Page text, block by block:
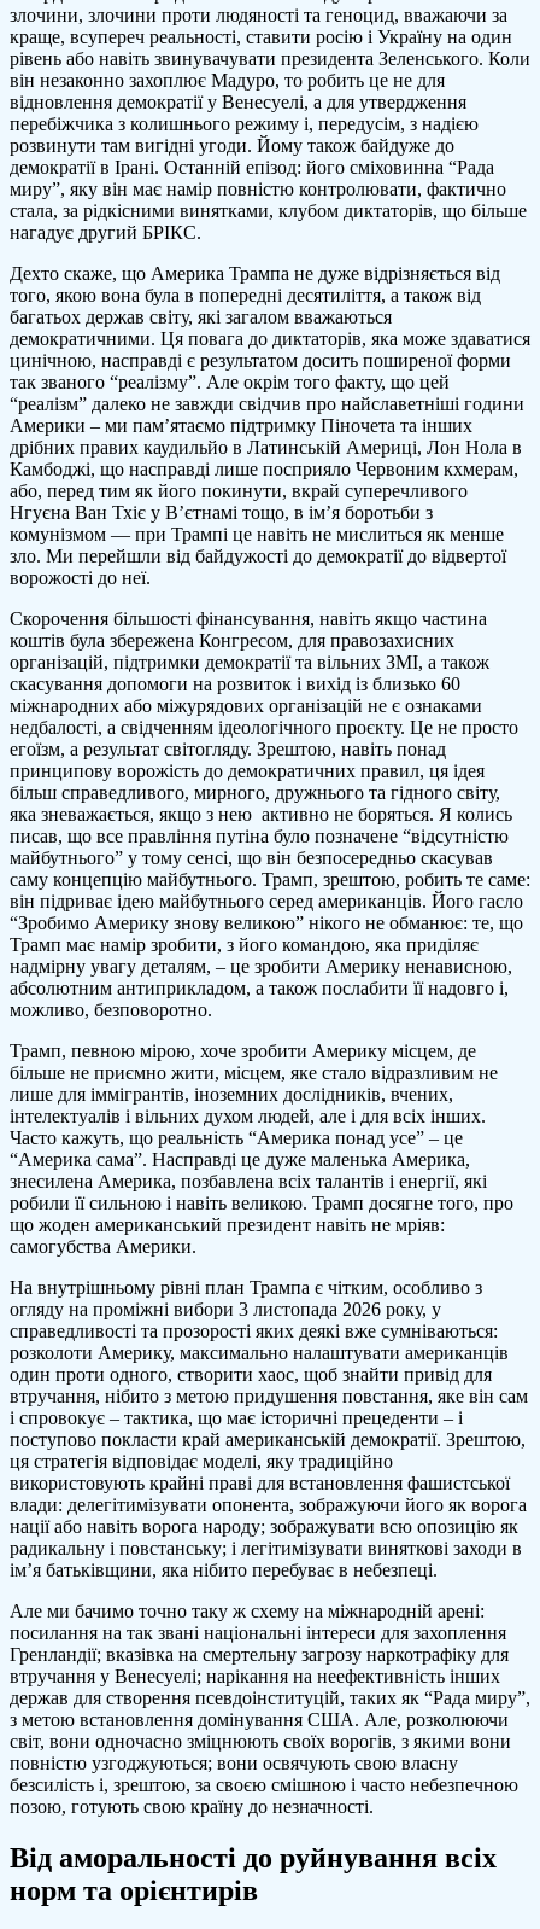
злочини, злочини проти людяності та геноцид, вважаючи за
краще, всупереч реальності, ставити росію і Україну на один
рівень або навіть звинувачувати президента Зеленського. Коли
він незаконно захоплює Мадуро, то робить це не для
відновлення демократії у Венесуелі, а для утвердження
перебіжчика з колишнього режиму і, передусім, з надією
розвинути там вигідні угоди. Йому також байдуже до
демократії в Ірані. Останній епізод: його сміховинна “Рада
миру”, яку він має намір повністю контролювати, фактично
стала, за рідкісними винятками, клубом диктаторів, що більше
нагадує другий БРІКС.
Дехто скаже, що Америка Трампа не дуже відрізняється від
того, якою вона була в попередні десятиліття, а також від
багатьох держав світу, які загалом вважаються
демократичними. Ця повага до диктаторів, яка може здаватися
цинічною, насправді є результатом досить поширеної форми
так званого “реалізму”. Але окрім того факту, що цей
“реалізм” далеко не завжди свідчив про найславетніші години
Америки – ми пам’ятаємо підтримку Піночета та інших
дрібних правих каудильйо в Латинській Америці, Лон Нола в
Камбоджі, що насправді лише посприяло Червоним кхмерам,
або, перед тим як його покинути, вкрай суперечливого
Нгуєна Ван Тхіє у В’єтнамі тощо, в ім’я боротьби з
комунізмом — при Трампі це навіть не мислиться як менше
зло. Ми перейшли від байдужості до демократії до відвертої
ворожості до неї.
Скорочення більшості фінансування, навіть якщо частина
коштів була збережена Конгресом, для правозахисних
організацій, підтримки демократії та вільних ЗМІ, а також
скасування допомоги на розвиток і вихід із близько 60
міжнародних або міжурядових організацій не є ознаками
недбалості, а свідченням ідеологічного проєкту. Це не просто
егоїзм, а результат світогляду. Зрештою, навіть понад
принципову ворожість до демократичних правил, ця ідея
більш справедливого, мирного, дружнього та гідного світу,
яка зневажається, якщо з нею активно не боряться. Я колись
писав, що все правління путіна було позначене “відсутністю
майбутнього” у тому сенсі, що він безпосередньо скасував
саму концепцію майбутнього. Трамп, зрештою, робить те саме:
він підриває ідею майбутнього серед американців. Його гасло
“Зробимо Америку знову великою” нікого не обманює: те, що
Трамп має намір зробити, з його командою, яка приділяє
надмірну увагу деталям, – це зробити Америку ненависною,
абсолютним антиприкладом, а також послабити її надовго і,
можливо, безповоротно.
Трамп, певною мірою, хоче зробити Америку місцем, де
більше не приємно жити, місцем, яке стало відразливим не
лише для іммігрантів, іноземних дослідників, вчених,
інтелектуалів і вільних духом людей, але і для всіх інших.
Часто кажуть, що реальність “Америка понад усе” – це
“Америка сама”. Насправді це дуже маленька Америка,
знесилена Америка, позбавлена всіх талантів і енергії, які
робили її сильною і навіть великою. Трамп досягне того, про
що жоден американський президент навіть не мріяв:
самогубства Америки.
На внутрішньому рівні план Трампа є чітким, особливо з
огляду на проміжні вибори 3 листопада 2026 року, у
справедливості та прозорості яких деякі вже сумніваються:
розколоти Америку, максимально налаштувати американців
один проти одного, створити хаос, щоб знайти привід для
втручання, нібито з метою придушення повстання, яке він сам
і спровокує – тактика, що має історичні прецеденти – і
поступово покласти край американській демократії. Зрештою,
ця стратегія відповідає моделі, яку традиційно
використовують крайні праві для встановлення фашистської
влади: делегітимізувати опонента, зображуючи його як ворога
нації або навіть ворога народу; зображувати всю опозицію як
радикальну і повстанську; і легітимізувати виняткові заходи в
ім’я батьківщини, яка нібито перебуває в небезпеці.
Але ми бачимо точно таку ж схему на міжнародній арені:
посилання на так звані національні інтереси для захоплення
Гренландії; вказівка на смертельну загрозу наркотрафіку для
втручання у Венесуелі; нарікання на неефективність інших
держав для створення псевдоінституцій, таких як “Рада миру”,
з метою встановлення домінування США. Але, розколюючи
світ, вони одночасно зміцнюють своїх ворогів, з якими вони
повністю узгоджуються; вони освячують свою власну
безсилість і, зрештою, за своєю смішною і часто небезпечною
позою, готують свою країну до незначності.
Від аморальності до руйнування всіх
норм та орієнтирів